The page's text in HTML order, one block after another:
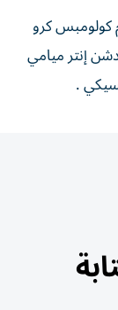
كولومبس كرو
عندما يدشن إنتر ميامي
.